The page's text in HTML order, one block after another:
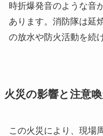
時折爆発音のような音
あります。消防隊は延
の放水や防火活動を続
火災の影響と注意
この火災により、現場